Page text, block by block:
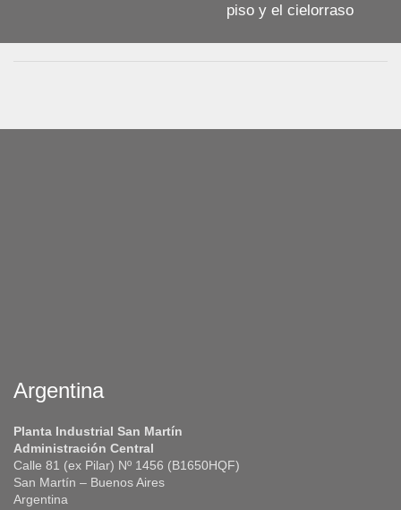
piso y el cielorraso
Argentina
Planta Industrial San Martín
Administración Central
Calle 81 (ex Pilar) Nº 1456 (B1650HQF)
San Martín – Buenos Aires
Argentina